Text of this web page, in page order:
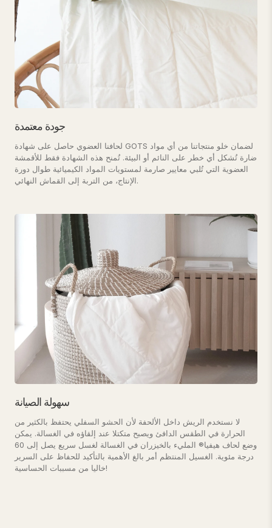
جودة معتمدة
لحافنا العضوي حاصل على شهادة GOTS لضمان خلو منتجاتنا من أي مواد
ضارة تُشكل أي خطر على النائم أو البيئة. تُمنح هذه الشهادة فقط للأقمشة
العضوية التي تُلبي معايير صارمة لمستويات المواد الكيميائية طوال دورة
الإنتاج، من التربة إلى القماش النهائي.
سهولة الصيانة
لا نستخدم الريش داخل الألحفة لأن الحشو السفلي يحتفظ بالكثير من
الحرارة في الطقس الدافئ ويصبح متكتلا عند إلقاؤه في الغسالة. يمكن
وضع لحاف هيفيا® المليء بالخيزران في الغسالة لغسل سريع يصل إلى 60
درجة مئوية. الغسيل المنتظم أمر بالغ الأهمية بالتأكيد للحفاظ على السرير
خاليا من مسببات الحساسية!